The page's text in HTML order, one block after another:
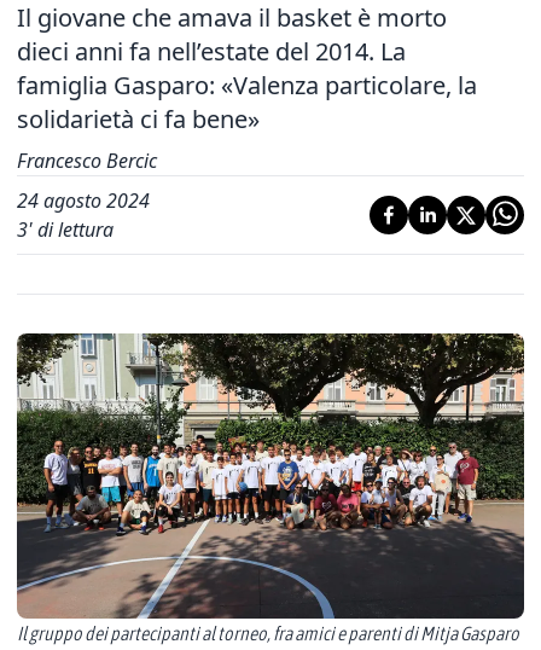
Il giovane che amava il basket è morto
dieci anni fa nell’estate del 2014. La
famiglia Gasparo: «Valenza particolare, la
solidarietà ci fa bene»
Francesco Bercic
24 agosto 2024
3' di lettura
Il gruppo dei partecipanti al torneo, fra amici e parenti di Mitja Gasparo